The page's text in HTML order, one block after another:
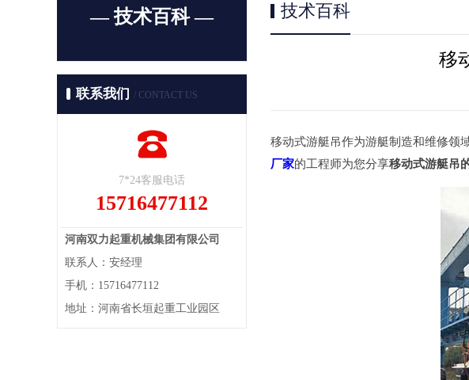
— 技术百科 —
联系我们 / CONTACT US
7*24客服电话
15716477112
河南双力起重机械集团有限公司
联系人：安经理
手机：15716477112
地址：河南省长垣起重工业园区
技术百科
移
移动式游艇吊作为游艇制造和维修领
厂家的工程师为您分享移动式游艇吊